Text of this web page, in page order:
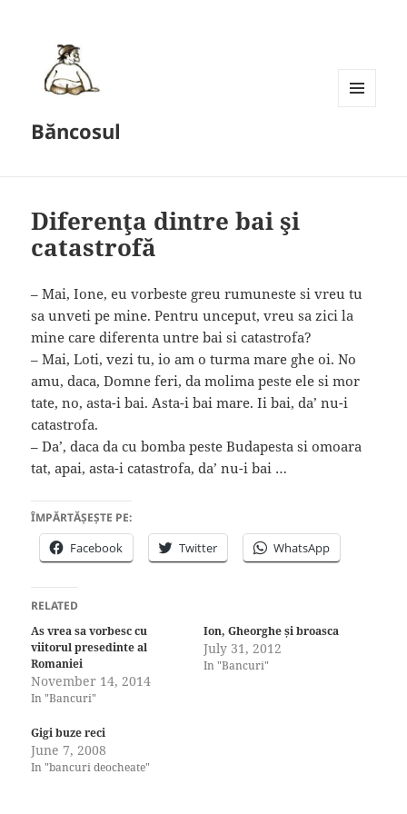
Băncosul
Diferenţa dintre bai şi
catastrofă
– Mai, Ione, eu vorbeste greu rumuneste si vreu tu
sa unveti pe mine. Pentru unceput, vreu sa zici la
mine care diferenta untre bai si catastrofa?
– Mai, Loti, vezi tu, io am o turma mare ghe oi. No
amu, daca, Domne feri, da molima peste ele si mor
tate, no, asta-i bai. Asta-i bai mare. Ii bai, da’ nu-i
catastrofa.
– Da’, daca da cu bomba peste Budapesta si omoara
tat, apai, asta-i catastrofa, da’ nu-i bai …
ÎMPĂRTĂȘEȘTE PE:
Facebook Twitter WhatsApp
RELATED
As vrea sa vorbesc cu
viitorul presedinte al
Romaniei
November 14, 2014
In "Bancuri"
Ion, Gheorghe și broasca
July 31, 2012
In "Bancuri"
Gigi buze reci
June 7, 2008
In "bancuri deocheate"